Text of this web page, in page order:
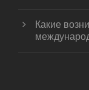
Какие